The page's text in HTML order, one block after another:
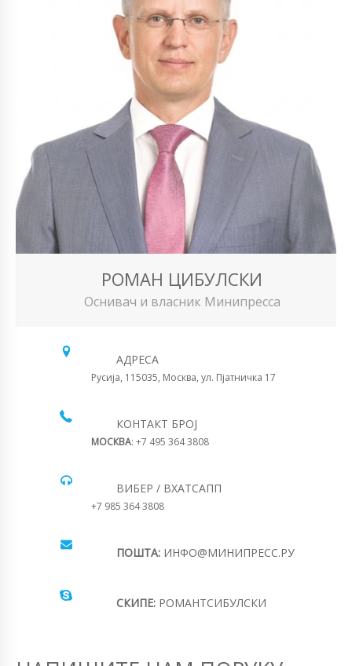
РОМАН ЦИБУЛСКИ
Оснивач и власник Минипресса
АДРЕСА
Русија, 115035, Москва, ул. Пјатничка 17
КОНТАКТ БРОЈ
МОСКВА: +7 495 364 3808
ВИБЕР / ВХАТСАПП
+7 985 364 3808
ПОШТА: ИНФО@МИНИПРЕСС.РУ
СКИПЕ: РОМАНТСИБУЛСКИ